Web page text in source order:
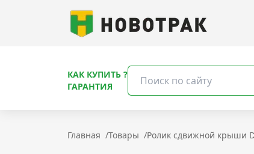
КАК КУПИТЬ ?
ГАРАНТИЯ
Главная /Товары /Ролик сдвижной крыши